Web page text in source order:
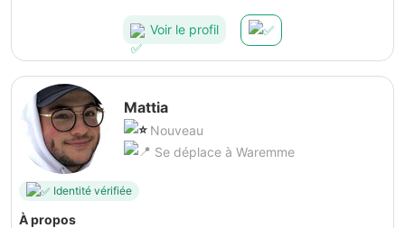
Voir le profil
Mattia
Nouveau
Se déplace à Waremme
Identité vérifiée
À propos